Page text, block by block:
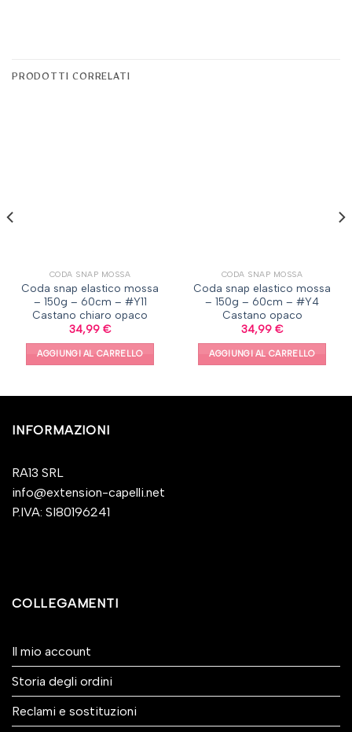
PRODOTTI CORRELATI
CODA SNAP MOSSA
Coda snap elastico mossa
– 150g – 60cm – #Y11
Castano chiaro opaco
34,99 €
AGGIUNGI AL CARRELLO
CODA SNAP MOSSA
Coda snap elastico mossa
– 150g – 60cm – #Y4
Castano opaco
34,99 €
AGGIUNGI AL CARRELLO
INFORMAZIONI
RA13 SRL
info@extension-capelli.net
P.IVA: SI80196241
COLLEGAMENTI
Il mio account
Storia degli ordini
Reclami e sostituzioni